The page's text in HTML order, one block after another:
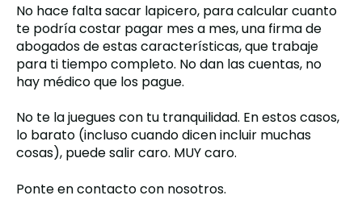
No hace falta sacar lapicero, para calcular cuanto
te podría costar pagar mes a mes, una firma de
abogados de estas características, que trabaje
para ti tiempo completo. No dan las cuentas, no
hay médico que los pague.
No te la juegues con tu tranquilidad. En estos casos,
lo barato (incluso cuando dicen incluir muchas
cosas), puede salir caro. MUY caro.
Ponte en contacto con nosotros.